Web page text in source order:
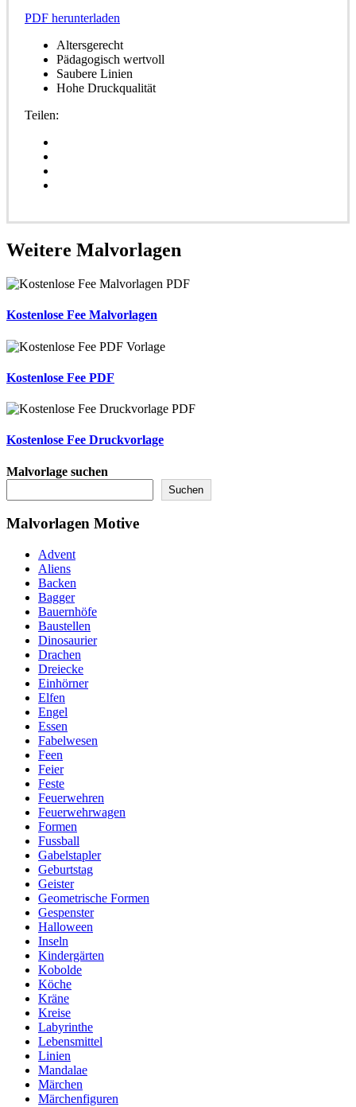
PDF herunterladen
Altersgerecht
Pädagogisch wertvoll
Saubere Linien
Hohe Druckqualität
Teilen:
Weitere Malvorlagen
Kostenlose Fee Malvorlagen
Kostenlose Fee PDF
Kostenlose Fee Druckvorlage
Malvorlage suchen
Suchen
Malvorlagen Motive
Advent
Aliens
Backen
Bagger
Bauernhöfe
Baustellen
Dinosaurier
Drachen
Dreiecke
Einhörner
Elfen
Engel
Essen
Fabelwesen
Feen
Feier
Feste
Feuerwehren
Feuerwehrwagen
Formen
Fussball
Gabelstapler
Geburtstag
Geister
Geometrische Formen
Gespenster
Halloween
Inseln
Kindergärten
Kobolde
Köche
Kräne
Kreise
Labyrinthe
Lebensmittel
Linien
Mandalae
Märchen
Märchenfiguren